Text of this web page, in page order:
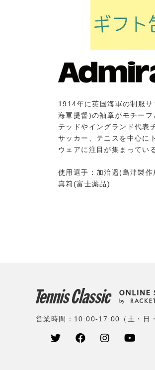
1914年に英国海軍の制服
海軍提督)の袖章がモチー
テッドやイングランド代表
サッカー、テニスを中心に
ウェアに注目が集まってい
使用選手：加治遥(島津製
真莉(富士薬品)
営業時間：10:00-17:00（土・日